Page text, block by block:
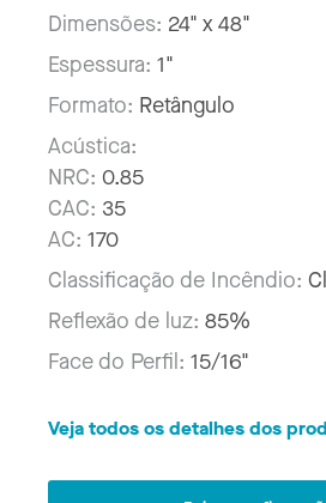
Dimensões: 24" x 48"
Espessura: 1"
Formato: Retângulo
Acústica:
NRC: 0.85
CAC: 35
AC: 170
Classificação de Incêndio:
Reflexão de luz: 85%
Face do Perfil: 15/16"
Veja todos os detalhes dos